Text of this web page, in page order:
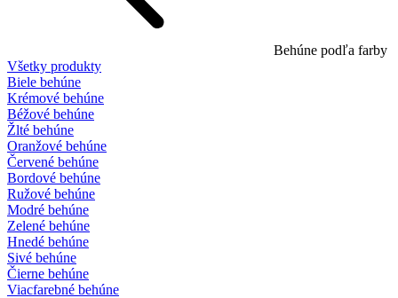
Behúne podľa farby
Všetky produkty
Biele behúne
Krémové behúne
Béžové behúne
Žlté behúne
Oranžové behúne
Červené behúne
Bordové behúne
Ružové behúne
Modré behúne
Zelené behúne
Hnedé behúne
Sivé behúne
Čierne behúne
Viacfarebné behúne